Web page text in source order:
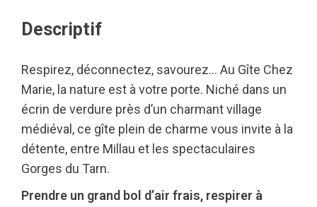
Descriptif
Respirez, déconnectez, savourez… Au Gîte Chez
Marie, la nature est à votre porte. Niché dans un
écrin de verdure près d’un charmant village
médiéval, ce gîte plein de charme vous invite à la
détente, entre Millau et les spectaculaires
Gorges du Tarn.
Prendre un grand bol d’air frais, respirer à